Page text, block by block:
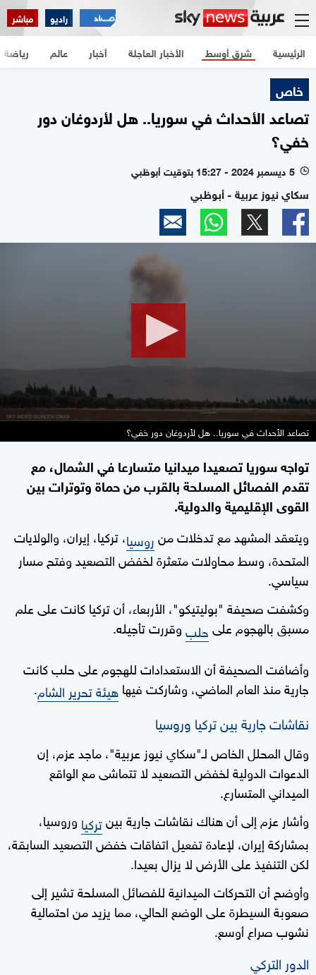
راديو مباشر
الرئيسية الأخبار العاجلة أخبار شرق أوسط عالم رياضة
خاص
تصاعد الأحداث في سوريا.. هل لأردوغان دور
خفي؟
l 5 ديسمبر 2024 - 15:27 بتوقيت أبوظبي
سكاي نيوز عربية - أبوظبي
تصاعد الأحداث في سوريا.. هل لأردوغان دور خفي؟
تواجه سوريا تصعيدا ميدانيا متسارعا في الشمال، مع
تقدم الفصائل المسلحة بالقرب من حماة وتوترات بين
القوى الإقليمية والدولية.
ويتعقد المشهد مع تدخلات منروسيا، تركيا، إيران، والولايات
المتحدة، وسط محاولات متعثرة لخفض التصعيد وفتح مسار
سياسي.
وكشفت صحيفة "بوليتيكو"، الأربعاء، أن تركيا كانت على علم
مسبق بالهجوم علىحلبوقررت تأجيله.
وأضافت الصحيفة أن الاستعدادات للهجوم على حلب كانت
جارية منذ العام الماضي، وشاركت فيهاهيئة تحرير الشام.
نقاشات جارية بين تركيا وروسيا
وقال المحلل الخاص لـ"سكاي نيوز عربية"، ماجد عزم، إن
الدعوات الدولية لخفض التصعيد لا تتماشى مع الواقع
الميداني المتسارع.
وأشار عزم إلى أن هناك نقاشات جارية بينتركيا وروسيا،
بمشاركة إيران، لإعادة تفعيل اتفاقات خفض التصعيد السابقة،
لكن التنفيذ على الأرض لا يزال بعيدا.
وأوضح أن التحركات الميدانية للفصائل المسلحة تشير إلى
صعوبة السيطرة على الوضع الحالي، مما يزيد من احتمالية
نشوب صراع أوسع.
الدور التركي